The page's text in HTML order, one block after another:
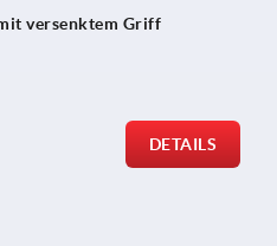
versenktem Griff
DETAILS